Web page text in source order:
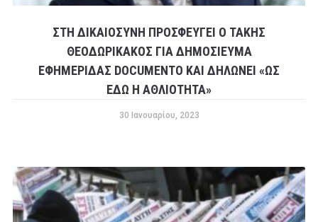
ΣΤΗ ΔΙΚΑΙΟΣΎΝΗ ΠΡΟΣΦΕΎΓΕΙ Ο ΤΆΚΗΣ
ΘΕΟΔΩΡΙΚΆΚΟΣ ΓΙΑ ΔΗΜΟΣΊΕΥΜΑ
ΕΦΗΜΕΡΊΔΑΣ DOCUMENTO ΚΑΙ ΔΗΛΏΝΕΙ «ΩΣ
ΕΔΏ Η ΑΘΛΙΌΤΗΤΑ»
30 Ιανουαρίου, 2023